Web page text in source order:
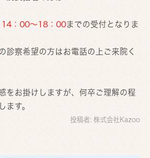
：00～18：00までの受付となりま
診察希望の方はお電話の上ご来院く
をお掛けしますが、何卒ご理解の程
ます。
投稿者: 株式会社Kazoo